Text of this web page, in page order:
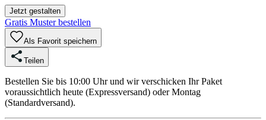
Jetzt gestalten
Gratis Muster bestellen
Als Favorit speichern
Teilen
Bestellen Sie bis 10:00 Uhr und wir verschicken Ihr Paket
voraussichtlich heute (Expressversand) oder Montag
(Standardversand).